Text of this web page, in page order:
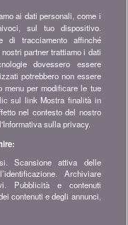
e i suggerimenti per
Richieste
ai dati personali, come i
sul tuo dispositivo.
di tracciamento affinché
partner trattiamo i dati
dovessero essere
potrebbero non essere
menu per modificare le tue
sul link Mostra finalità in
nel contesto del nostro
sulla privacy.
Scansione attiva delle
Archiviare
Pubblicità e contenuti
contenuti e degli annunci,